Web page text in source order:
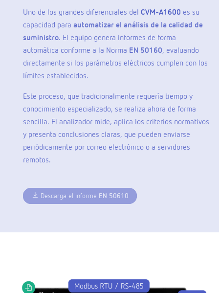
Uno de los grandes diferenciales del CVM-A1600 es su
capacidad para automatizar el análisis de la calidad de
suministro. El equipo genera informes de forma
automática conforme a la Norma EN 50160, evaluando
directamente si los parámetros eléctricos cumplen con los
límites establecidos.
Este proceso, que tradicionalmente requería tiempo y
conocimiento especializado, se realiza ahora de forma
sencilla. El analizador mide, aplica los criterios normativos
y presenta conclusiones claras, que pueden enviarse
periódicamente por correo electrónico o a servidores
remotos.
Descarga el informe EN 50610